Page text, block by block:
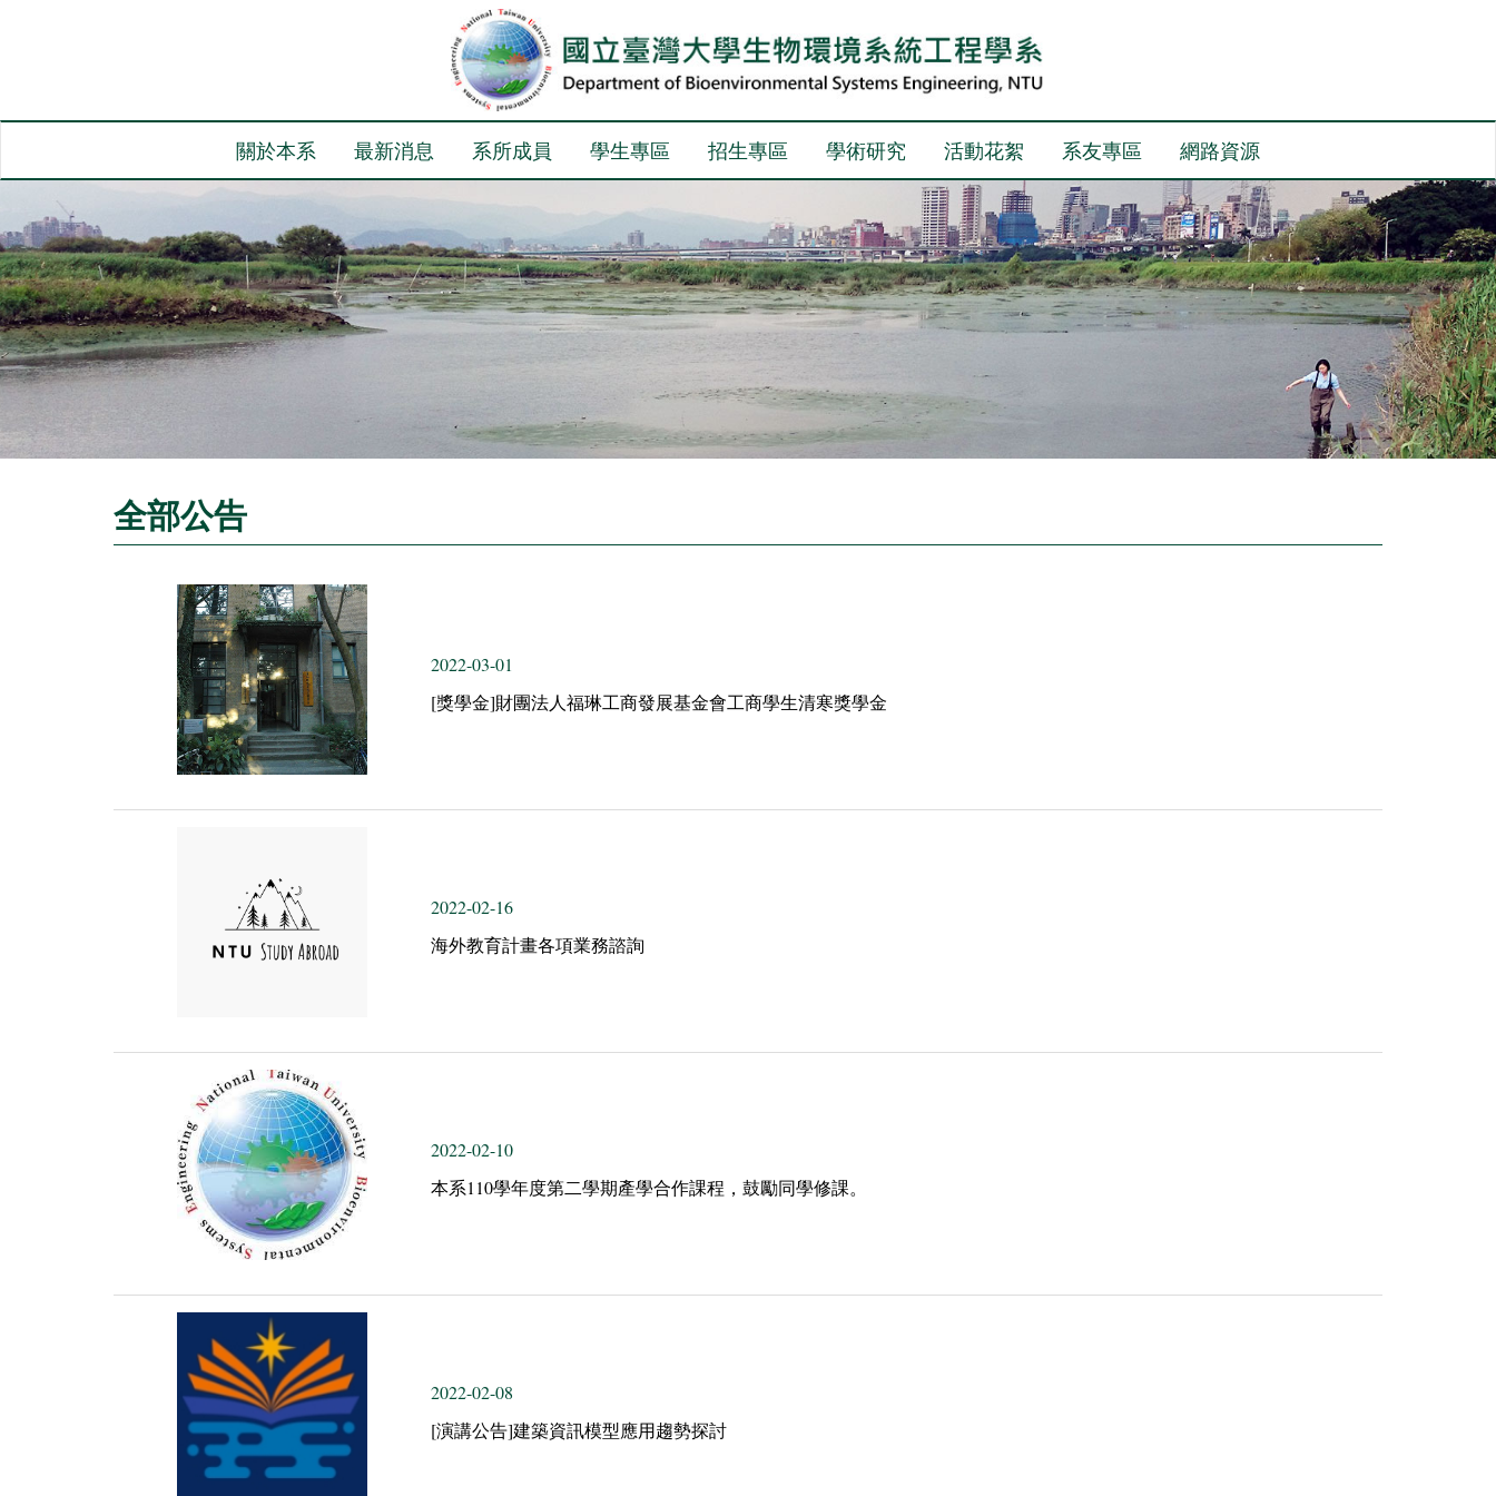
關於本系 最新消息 系所成員 學生專區 招生專區 學術研究 活動花絮 系友專區 網路資源
全部公告
2022-03-01
[獎學金]財團法人福琳工商發展基金會工商學生清寒獎學金
2022-02-16
海外教育計畫各項業務諮詢
2022-02-10
本系110學年度第二學期產學合作課程，鼓勵同學修課。
2022-02-08
[演講公告]建築資訊模型應用趨勢探討